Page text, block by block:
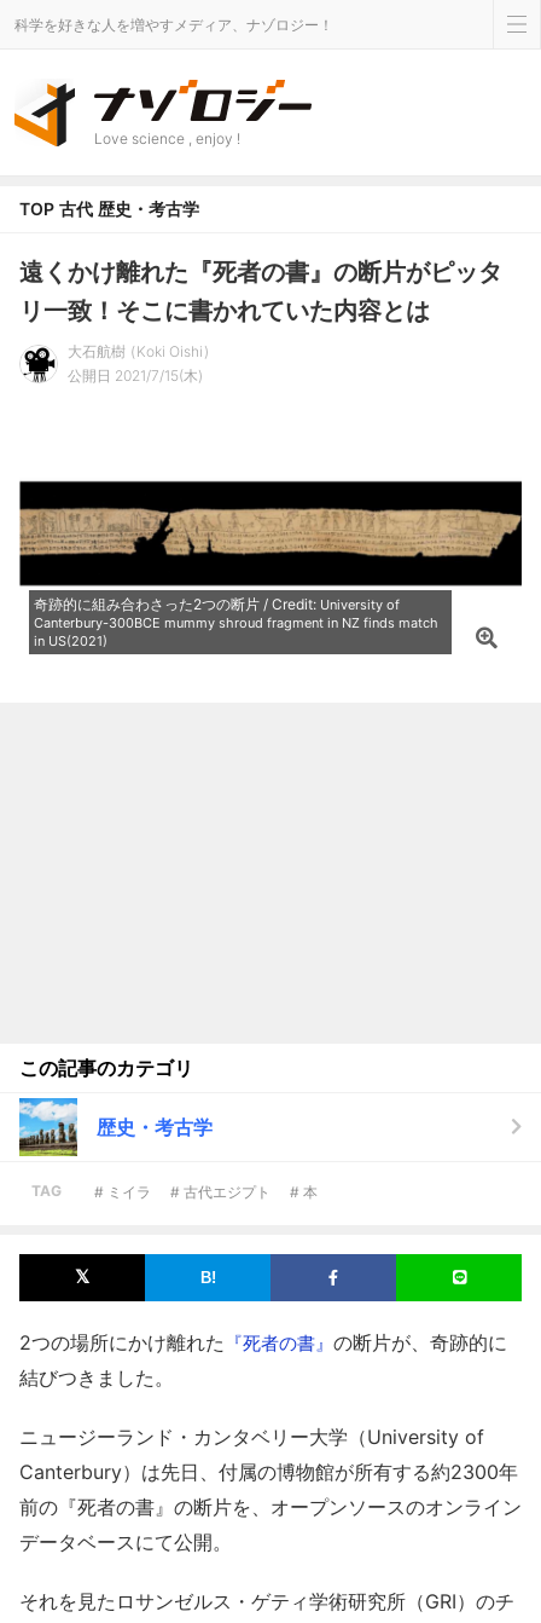
科学を好きな人を増やすメディア、ナゾロジー！
Love science , enjoy !
TOP 古代 歴史・考古学
遠くかけ離れた『死者の書』の断片がピッタ
リ一致！そこに書かれていた内容とは
大石航樹
Koki Oishi
公開日 2021/7/15(木)
奇跡的に組み合わさった2つの断片 / Credit: University of
Canterbury-300BCE mummy shroud fragment in NZ finds match
in US(2021)
この記事のカテゴリ
歴史・考古学
TAG # ミイラ # 古代エジプト # 本
2つの場所にかけ離れた 『死者の書』 の断片が、奇跡的に
結びつきました。
ニュージーランド・カンタベリー大学（University of
Canterbury）は先日、付属の博物館が所有する約2300年
前の『死者の書』の断片を、オープンソースのオンライン
データベースにて公開。
それを見たロサンゼルス・ゲティ学術研究所（GRI）のチ